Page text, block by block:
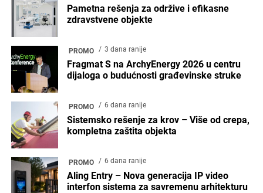
Pametna rešenja za održive i efikasne
zdravstvene objekte
PROMO 3 dana ranije
Fragmat S na ArchyEnergy 2026 u centru
dijaloga o budućnosti građevinske struke
PROMO 6 dana ranije
Sistemsko rešenje za krov – Više od crepa,
kompletna zaštita objekta
PROMO 6 dana ranije
Aling Entry – Nova generacija IP video
interfon sistema za savremenu arhitekturu